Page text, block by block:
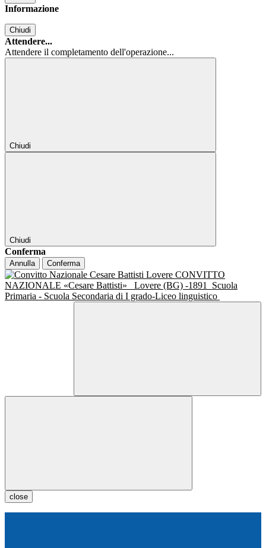
Informazione
Chiudi
Attendere...
Attendere il completamento dell'operazione...
Chiudi
Chiudi
Conferma
Annulla Conferma
CONVITTO
NAZIONALE «Cesare Battisti»
Lovere (BG) -1891
Scuola
Primaria - Scuola Secondaria di I grado-Liceo linguistico
close